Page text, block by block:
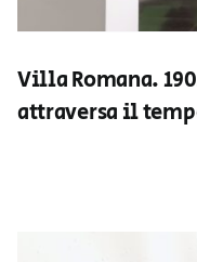
Villa Romana.
attraversa il